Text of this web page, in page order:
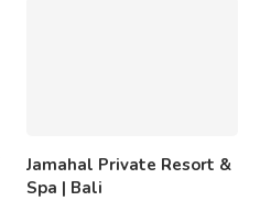
Jamahal Private Resort &
Spa | Bali